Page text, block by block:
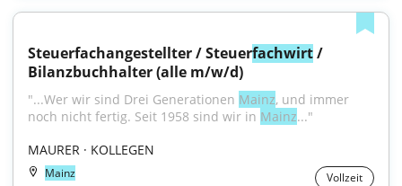
Steuerfachangestellter / Steuerfachwirt /
Bilanzbuchhalter (alle m/w/d)
"...Wer wir sind Drei Generationen Mainz, und immer
noch nicht fertig. Seit 1958 sind wir in Mainz..."
MAURER · KOLLEGEN
Mainz Vollzeit